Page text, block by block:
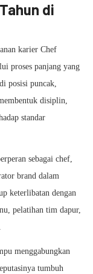
di
karier Chef
proses panjang yang
posisi puncak,
disiplin,
standar
sebagai chef,
brand dalam
keterlibatan dengan
pelatihan tim dapur,
menggabungkan
tumbuh